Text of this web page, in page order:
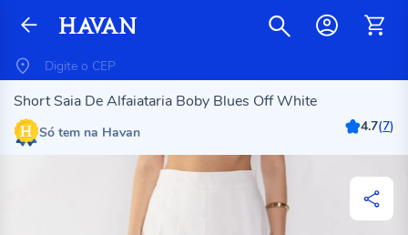
Short Saia De Alfaiataria Boby Blues Off White
Só tem na Havan 4.7(7)